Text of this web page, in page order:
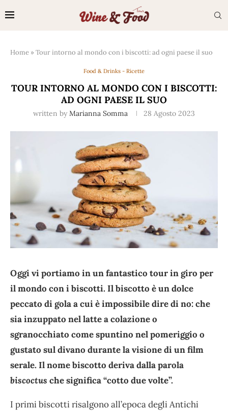
Home »Tour intorno al mondo con i biscotti: ad ogni paese il suo
Food & Drinks - Ricette
TOUR INTORNO AL MONDO CON I BISCOTTI:
AD OGNI PAESE IL SUO
written by Marianna Somma 28 Agosto 2023
Oggi vi portiamo in un fantastico tour in giro per
il mondo con i biscotti. Il biscotto è un dolce
peccato di gola a cui è impossibile dire di no: che
sia inzuppato nel latte a colazione o
sgranocchiato come spuntino nel pomeriggio o
gustato sul divano durante la visione di un film
serale. Il nome biscotto deriva dalla parola
biscoctus che significa “cotto due volte”.
I primi biscotti risalgono all’epoca degli Antichi